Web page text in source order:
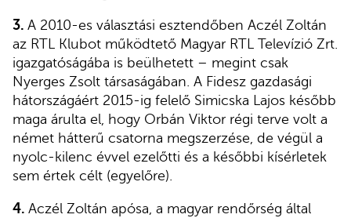
3. A 2010-es választási esztendőben Aczél Zoltán
az RTL Klubot működtető Magyar RTL Televízió Zrt.
igazgatóságába is beülhetett – megint csak
Nyerges Zsolt társaságában. A Fidesz gazdasági
hátországáért 2015-ig felelő Simicska Lajos később
maga árulta el, hogy Orbán Viktor régi terve volt a
német hátterű csatorna megszerzése, de végül a
nyolc-kilenc évvel ezelőtti és a későbbi kísérletek
sem értek célt (egyelőre).
4. Aczél Zoltán apósa, a magyar rendőrség által